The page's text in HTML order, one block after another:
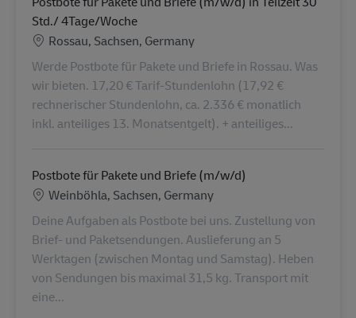
Std./ 4Tage/Woche
Localização
Rossau, Sachsen, Germany
Werde Postbote für Pakete und Briefe in Rossau. Was
wir bieten. 17,20 € Tarif-Stundenlohn (17,92 €
rechnerischer Stundenlohn, ca. 2.336 € monatlich
inkl. anteiliges 13. Monatsentgelt). + anteiliges...
Postbote für Pakete und Briefe (m/w/d)
Localização
Weinböhla, Sachsen, Germany
Deine Aufgaben als Postbote bei uns. Zustellung von
Brief- und Paketsendungen. Auslieferung an 5
Werktagen (zwischen Montag und Samstag). Heben
von Sendungen bis maximal 31,5 kg. Transport mit
eine...